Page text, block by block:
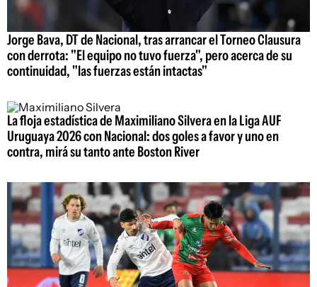
Jorge Bava, DT de Nacional, tras arrancar el Torneo Clausura
con derrota: "El equipo no tuvo fuerza", pero acerca de su
continuidad, "las fuerzas están intactas"
La floja estadística de Maximiliano Silvera en la Liga AUF
Uruguaya 2026 con Nacional: dos goles a favor y uno en
contra, mirá su tanto ante Boston River